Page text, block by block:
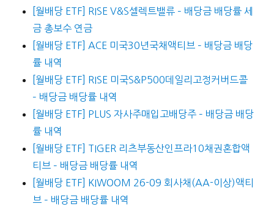
[월배당 ETF] RISE V&S셀렉트밸류 – 배당금 배당률 세
금 총보수 연금
[월배당 ETF] ACE 미국30년국채액티브 – 배당금 배당
률 내역
[월배당 ETF] RISE 미국S&P500데일리고정커버드콜
– 배당금 배당률 내역
[월배당 ETF] PLUS 자사주매입고배당주 – 배당금 배당
률 내역
[월배당 ETF] TIGER 리츠부동산인프라10채권혼합액
티브 – 배당금 배당률 내역
[월배당 ETF] KIWOOM 26-09 회사채(AA-이상)액티
브 – 배당금 배당률 내역